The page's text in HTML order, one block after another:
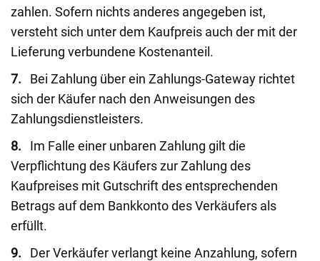
zahlen. Sofern nichts anderes angegeben ist,
versteht sich unter dem Kaufpreis auch der mit der
Lieferung verbundene Kostenanteil.
7. Bei Zahlung über ein Zahlungs-Gateway richtet
sich der Käufer nach den Anweisungen des
Zahlungsdienstleisters.
8. Im Falle einer unbaren Zahlung gilt die
Verpflichtung des Käufers zur Zahlung des
Kaufpreises mit Gutschrift des entsprechenden
Betrags auf dem Bankkonto des Verkäufers als
erfüllt.
9. Der Verkäufer verlangt keine Anzahlung, sofern